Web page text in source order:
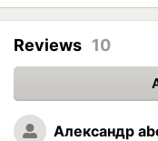
Reviews 10
Александр